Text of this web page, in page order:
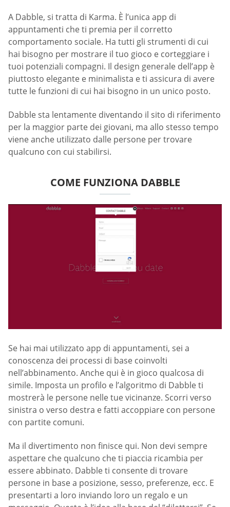
A Dabble, si tratta di Karma. È l’unica app di
appuntamenti che ti premia per il corretto
comportamento sociale. Ha tutti gli strumenti di cui
hai bisogno per mostrare il tuo gioco e corteggiare i
tuoi potenziali compagni. Il design generale dell’app è
piuttosto elegante e minimalista e ti assicura di avere
tutte le funzioni di cui hai bisogno in un unico posto.
Dabble sta lentamente diventando il sito di riferimento
per la maggior parte dei giovani, ma allo stesso tempo
viene anche utilizzato dalle persone per trovare
qualcuno con cui stabilirsi.
COME FUNZIONA DABBLE
Se hai mai utilizzato app di appuntamenti, sei a
conoscenza dei processi di base coinvolti
nell’abbinamento. Anche qui è in gioco qualcosa di
simile. Imposta un profilo e l’algoritmo di Dabble ti
mostrerà le persone nelle tue vicinanze. Scorri verso
sinistra o verso destra e fatti accoppiare con persone
con partite comuni.
Ma il divertimento non finisce qui. Non devi sempre
aspettare che qualcuno che ti piaccia ricambia per
essere abbinato. Dabble ti consente di trovare
persone in base a posizione, sesso, preferenze, ecc. E
presentarti a loro inviando loro un regalo e un